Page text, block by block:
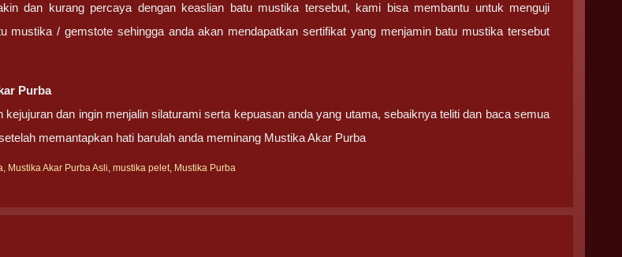
dan kurang percaya dengan keaslian batu mustika tersebut, kami bisa membantu untuk menguji
mustika / gemstote sehingga anda akan mendapatkan sertifikat yang menjamin batu mustika tersebut
Purba
dan ingin menjalin silaturami serta kepuasan anda yang utama, sebaiknya teliti dan baca semua
memantapkan hati barulah anda meminang Mustika Akar Purba
, Mustika Akar Purba Asli,mustika pelet, Mustika Purba